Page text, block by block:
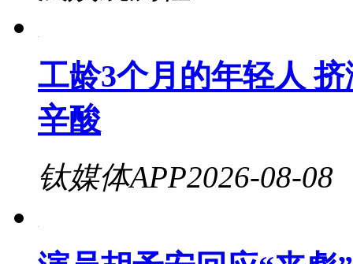
工龄3个月的年轻人
辛酸
钛媒体APP2026-08-08